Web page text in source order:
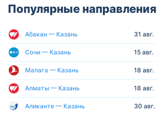
Популярные направления
Абакан — Казань 31 авг.
Сочи — Казань 15 авг.
Малага — Казань 18 авг.
Алматы — Казань 18 авг.
Аликанте — Казань 30 авг.